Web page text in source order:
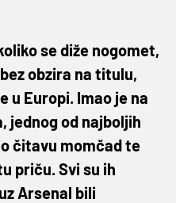
se diže nogomet,
obzira na titulu,
u Europi. Imao je na
jednog od najboljih
čitavu momčad te
priču. Svi su ih
Arsenal bili